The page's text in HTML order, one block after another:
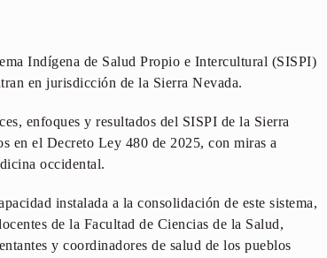
Indígena de Salud Propio e Intercultural (SISPI)
en jurisdicción de la Sierra Nevada.
enfoques y resultados del SISPI de la Sierra
en el Decreto Ley 480 de 2025, con miras a
occidental.
instalada a la consolidación de este sistema,
de la Facultad de Ciencias de la Salud,
y coordinadores de salud de los pueblos